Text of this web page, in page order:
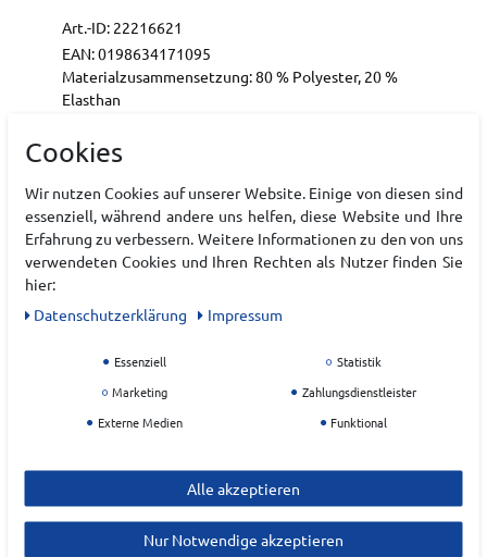
Art.-ID: 22216621
EAN:0198634171095
Materialzusammensetzung: 80 % Polyester, 20 %
Elasthan
UNDER ARMOUR
EU Verantwortlicher
Stadionplein 10
1076 CMAmsterdam
accountservice.dach@underarmour.com
Cookies
Wir nutzen Cookies auf unserer Website. Einige von diesen sind
essenziell, während andere uns helfen, diese Website und Ihre
Erfahrung zu verbessern. Weitere Informationen zu den von uns
verwendeten Cookies und Ihren Rechten als Nutzer finden Sie
hier:
Daten­schutz­erklärung
Impressum
Essenziell
Statistik
Marketing
Zahlungsdienstleister
Externe Medien
Funktional
Alle akzeptieren
Nur Notwendige akzeptieren